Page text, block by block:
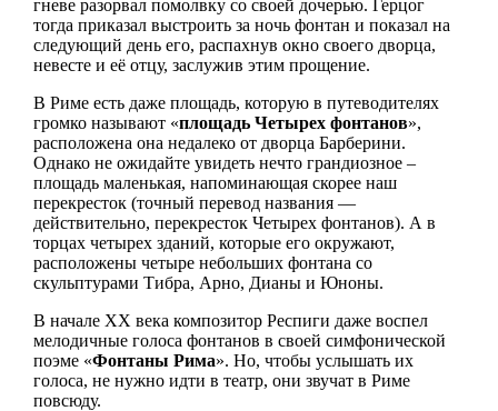
гневе разорвал помолвку со своей дочерью. Герцог
тогда приказал выстроить за ночь фонтан и показал на
следующий день его, распахнув окно своего дворца,
невесте и её отцу, заслужив этим прощение.
В Риме есть даже площадь, которую в путеводителях
громко называют «площадь Четырех фонтанов»,
расположена она недалеко от дворца Барберини.
Однако не ожидайте увидеть нечто грандиозное –
площадь маленькая, напоминающая скорее наш
перекресток (точный перевод названия —
действительно, перекресток Четырех фонтанов). А в
торцах четырех зданий, которые его окружают,
расположены четыре небольших фонтана со
скульптурами Тибра, Арно, Дианы и Юноны.
В начале XX века композитор Респиги даже воспел
мелодичные голоса фонтанов в своей симфонической
поэме «Фонтаны Рима». Но, чтобы услышать их
голоса, не нужно идти в театр, они звучат в Риме
повсюду.